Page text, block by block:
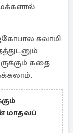
மக்களால்
சுவாமி
கதை
மாதவப்